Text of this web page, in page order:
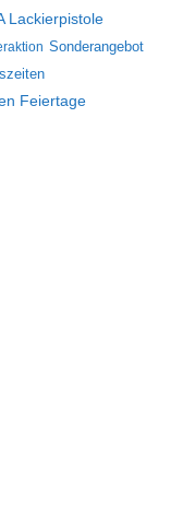
Lackierpistole
Sonderangebot
Feiertage